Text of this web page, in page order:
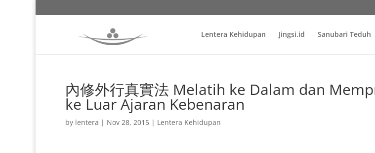
Lentera Kehidupan Jingsi.id Sanubari Teduh
內修外行真實法 Melatih ke Dalam dan
ke Luar Ajaran Kebenaran
by lentera | Nov 28, 2015 | Lentera Kehidupan